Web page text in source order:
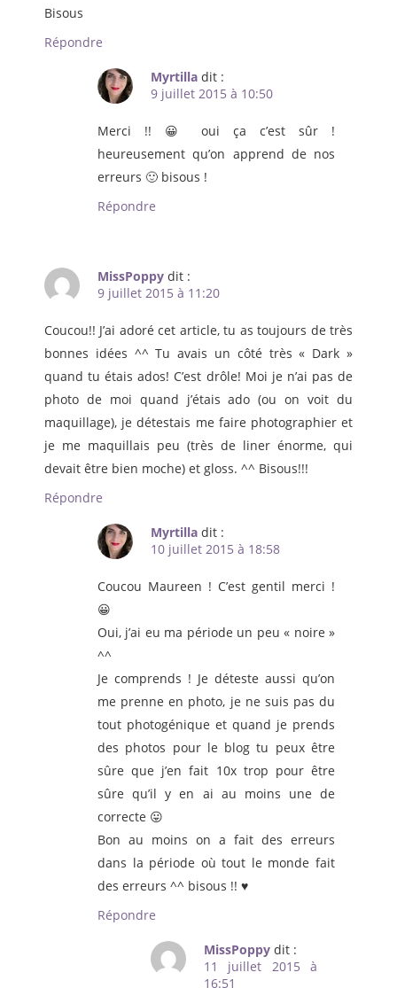
Bisous
Répondre
Myrtilla dit :
9 juillet 2015 à 10:50
Merci !! 😀 oui ça c’est sûr !
heureusement qu’on apprend de nos
erreurs 🙂 bisous !
Répondre
MissPoppy dit :
9 juillet 2015 à 11:20
Coucou!! J’ai adoré cet article, tu as toujours de très
bonnes idées ^^ Tu avais un côté très « Dark »
quand tu étais ados! C’est drôle! Moi je n’ai pas de
photo de moi quand j’étais ado (ou on voit du
maquillage), je détestais me faire photographier et
je me maquillais peu (très de liner énorme, qui
devait être bien moche) et gloss. ^^ Bisous!!!
Répondre
Myrtilla dit :
10 juillet 2015 à 18:58
Coucou Maureen ! C’est gentil merci !
😀
Oui, j’ai eu ma période un peu « noire »
^^
Je comprends ! Je déteste aussi qu’on
me prenne en photo, je ne suis pas du
tout photogénique et quand je prends
des photos pour le blog tu peux être
sûre que j’en fait 10x trop pour être
sûre qu’il y en ai au moins une de
correcte 😛
Bon au moins on a fait des erreurs
dans la période où tout le monde fait
des erreurs ^^ bisous !! ♥
Répondre
MissPoppy dit :
11 juillet 2015 à
16:51